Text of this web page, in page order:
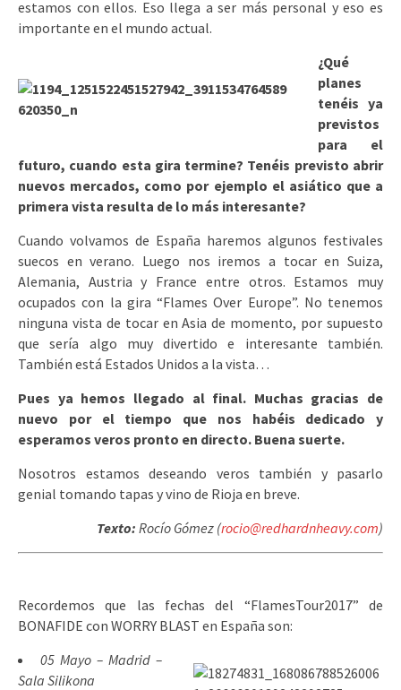
estamos con ellos. Eso llega a ser más personal y eso es
importante en el mundo actual.
¿Qué
planes
tenéis ya
previstos
para el
futuro, cuando esta gira termine? Tenéis previsto abrir
nuevos mercados, como por ejemplo el asiático que a
primera vista resulta de lo más interesante?
Cuando volvamos de España haremos algunos festivales
suecos en verano. Luego nos iremos a tocar en Suiza,
Alemania, Austria y France entre otros. Estamos muy
ocupados con la gira “Flames Over Europe”. No tenemos
ninguna vista de tocar en Asia de momento, por supuesto
que sería algo muy divertido e interesante también.
También está Estados Unidos a la vista…
Pues ya hemos llegado al final. Muchas gracias de
nuevo por el tiempo que nos habéis dedicado y
esperamos veros pronto en directo. Buena suerte.
Nosotros estamos deseando veros también y pasarlo
genial tomando tapas y vino de Rioja en breve.
Texto: Rocío Gómez (rocio@redhardnheavy.com)
Recordemos que las fechas del “FlamesTour2017” de
BONAFIDE con WORRY BLAST en España son:
05 Mayo – Madrid –
Sala Silikona